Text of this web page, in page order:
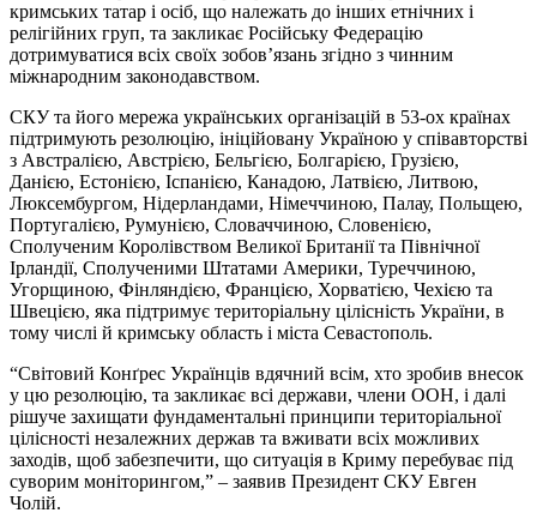
кримських татар і осіб, що належать до інших етнічних і
релігійних груп, та закликає Російську Федерацію
дотримуватися всіх своїх зобов’язань згідно з чинним
міжнародним законодавством.
СКУ та його мережа українських організацій в 53-ox країнах
підтримують резолюцію, ініційовану Україною у співавторстві
з Австралією, Австрією, Бельгією, Болгарією, Грузією,
Данією, Естонією, Іспанією, Канадою, Латвією, Литвою,
Люксембургом, Нідерландами, Німеччиною, Палау, Польщею,
Португалією, Румунією, Словаччиною, Словенією,
Сполученим Королівством Великої Британії та Північної
Ірландії, Сполученими Штатами Америки, Туреччиною,
Угорщиною, Фінляндією, Францією, Хорватією, Чехією та
Швецією, якa підтримує територіальну цілісність України, в
тому числі й кримську область і міста Севастополь.
“Світовий Конґрес Українців вдячний всім, хто зробив внесок
у цю резолюцію, та закликає всі держави, члени ООН, і далі
рішуче захищати фундаментальні принципи територіальної
цілісності незалежних держав та вживати всіх можливих
заходів, щоб забезпечити, що ситуація в Криму перебуває під
суворим моніторингом,” – заявив Президент СКУ Евген
Чолій.